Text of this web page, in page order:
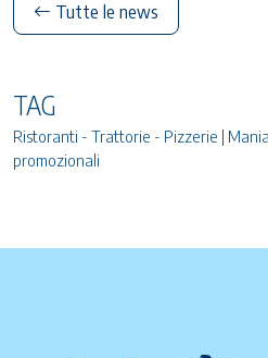
Tutte le news
TAG
Ristoranti - Trattorie - Pizzerie |
promozionali